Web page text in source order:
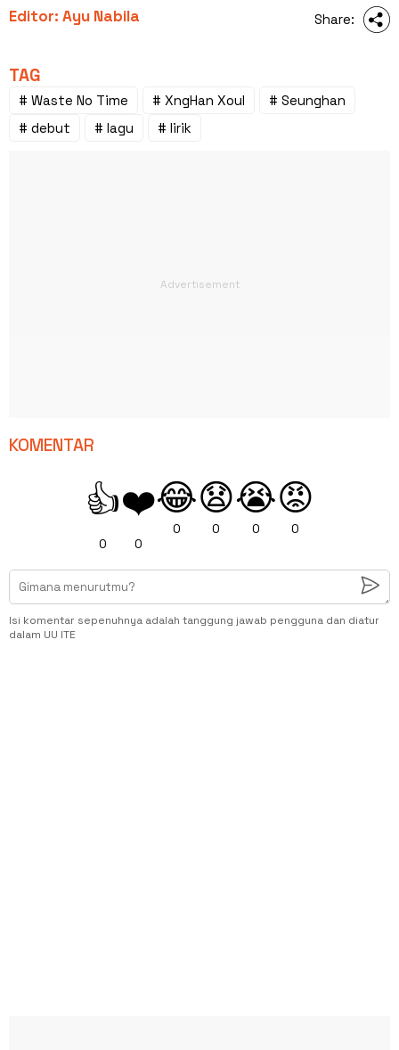
Editor: Ayu Nabila Share:
TAG
# Waste No Time # XngHan Xoul
# Seunghan
# debut
# lagu # lirik
KOMENTAR
👍
0
❤️
0
😂
0
😧
0
😭
0
😡
0
Isi komentar sepenuhnya adalah tanggung jawab pengguna dan diatur
dalam UU ITE